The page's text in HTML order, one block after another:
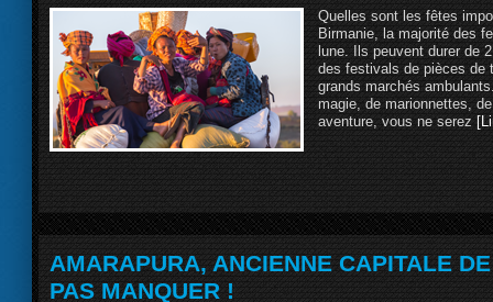
Quelles sont les fêtes
Birmanie, la majorité des
lune. Ils peuvent durer de
des festivals de pièces de
grands marchés
magie, de marionnettes,
aventure, vous ne serez
AMARAPURA, ANCIENNE CAPITALE
PAS MANQUER !